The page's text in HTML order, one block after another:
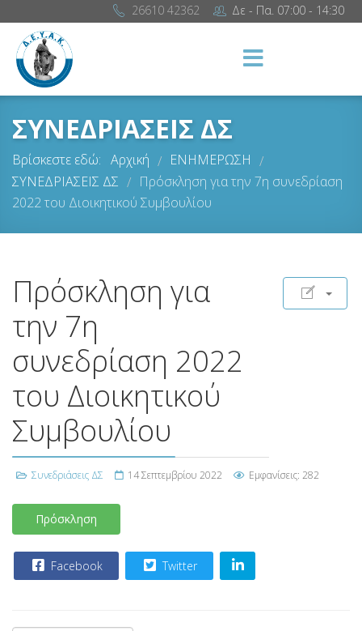
26610 42362 Δε - Πα. 07:00 - 14:30
ΣΥΝΕΔΡΙΑΣΕΙΣ ΔΣ
Βρίσκεστε εδώ: Αρχική / ΕΝΗΜΕΡΩΣΗ /
ΣΥΝΕΔΡΙΑΣΕΙΣ ΔΣ / Πρόσκληση για την 7η συνεδρίαση
2022 του Διοικητικού Συμβουλίου
Πρόσκληση για
την 7η
συνεδρίαση 2022
του Διοικητικού
Συμβουλίου
Συνεδριάσεις ΔΣ 14 Σεπτεμβρίου 2022 Εμφανίσεις: 282
Πρόσκληση
Facebook Twitter